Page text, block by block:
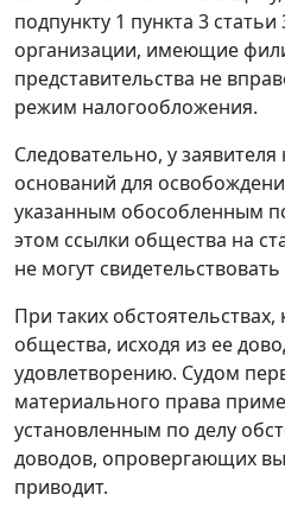
подпункту 1 пункта 3 статьи
организации, имеющие
представительства не
режим налогообложения.
Следовательно, у
оснований для
указанным обособленным
этом ссылки общества на
не могут
При таких
общества, исходя из ее
удовлетворению. Судом
материального права
установленным по делу
доводов, опровергающих
приводит.